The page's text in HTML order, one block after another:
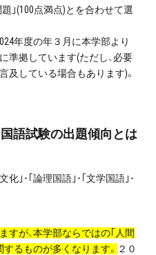
3967
・資料請求
｣(100点満点)とを合わせて選
年度の年３月に本学部より
準拠しています(ただし、必要
及している場合もあります)。
語試験の出題傾向とは
化｣･｢論理国語｣･｢文学国語｣･
すが、本学部ならではの｢人間
るものが多くなります。 ２０